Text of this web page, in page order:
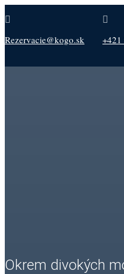

Rezervacie@kogo.sk

+421
Okrem divokých